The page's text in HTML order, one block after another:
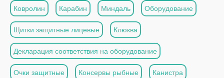
Ковролин Карабин Миндаль Оборудование
Щитки защитные лицевые Клюква
Декларация соответствия на оборудование
Очки защитные Консервы рыбные Канистра